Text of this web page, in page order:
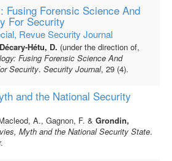
Fusing Forensic Science And
For Security
Revue Security Journal
Décary-Hétu, D. (under the direction of,
Fusing Forensic Science And
Security. Security Journal, 29 (4).
and the National Security
A., Gagnon, F. & Grondin,
Myth and the National Security State.